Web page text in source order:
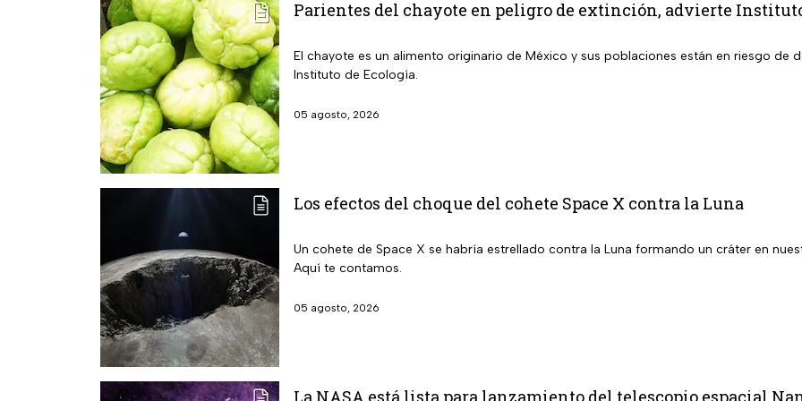
Parientes del chayote en peligro de extinción, advierte
El chayote es un alimento originario de México y sus poblaciones están en riesgo de
Instituto de Ecología.
05 agosto, 2026
Los efectos del choque del cohete Space X contra la Luna
Un cohete de Space X se habría estrellado contra la Luna formando un cráter en
Aquí te contamos.
05 agosto, 2026
La NASA está lista para lanzamiento del telescopio espacial